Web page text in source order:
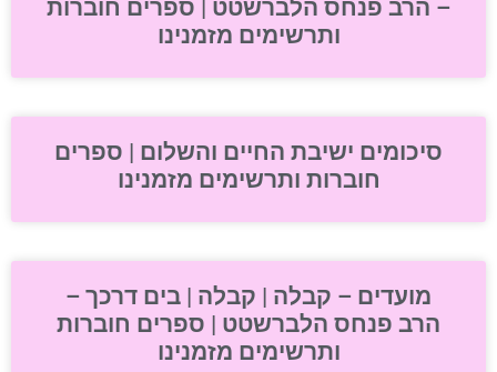
– הרב פנחס הלברשטט | ספרים חוברות
ותרשימים מזמנינו
סיכומים ישיבת החיים והשלום | ספרים
חוברות ותרשימים מזמנינו
מועדים – קבלה | קבלה | בים דרכך –
הרב פנחס הלברשטט | ספרים חוברות
ותרשימים מזמנינו